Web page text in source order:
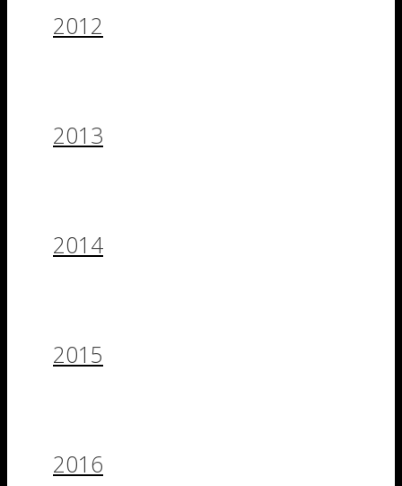
2012
2013
2014
2015
2016